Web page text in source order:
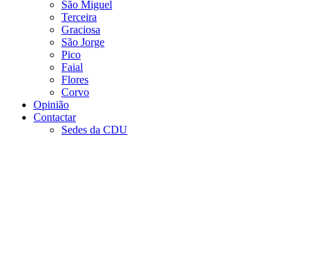
São Miguel
Terceira
Graciosa
São Jorge
Pico
Faial
Flores
Corvo
Opinião
Contactar
Sedes da CDU